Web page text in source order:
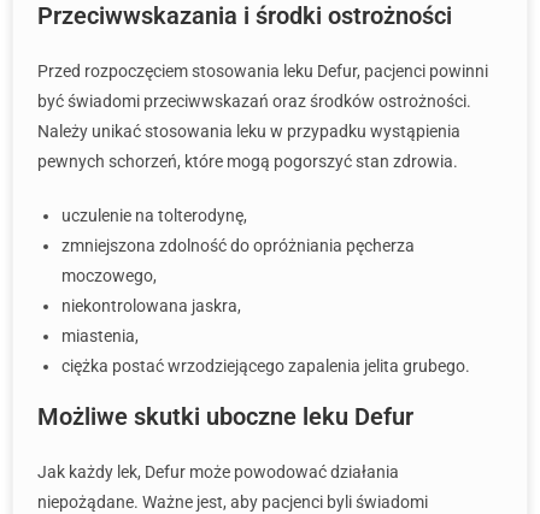
Przeciwwskazania i środki ostrożności
Przed rozpoczęciem stosowania leku Defur, pacjenci powinni
być świadomi przeciwwskazań oraz środków ostrożności.
Należy unikać stosowania leku w przypadku wystąpienia
pewnych schorzeń, które mogą pogorszyć stan zdrowia.
uczulenie na tolterodynę,
zmniejszona zdolność do opróżniania pęcherza
moczowego,
niekontrolowana jaskra,
miastenia,
ciężka postać wrzodziejącego zapalenia jelita grubego.
Możliwe skutki uboczne leku Defur
Jak każdy lek, Defur może powodować działania
niepożądane. Ważne jest, aby pacjenci byli świadomi